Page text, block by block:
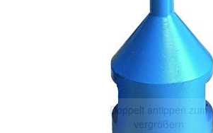
Doppelt antippen zum
vergrößern